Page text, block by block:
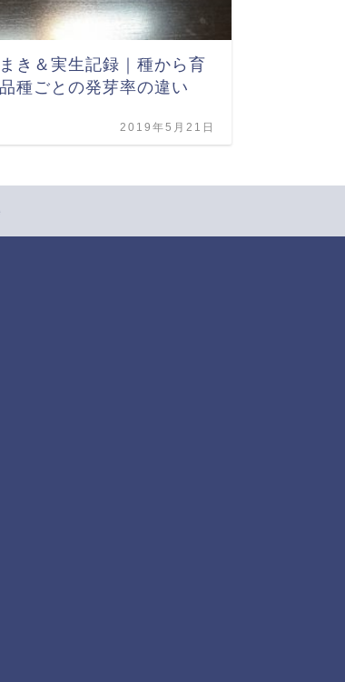
き＆実生記録｜種から育
種ごとの発芽率の違い
2019年5月21日